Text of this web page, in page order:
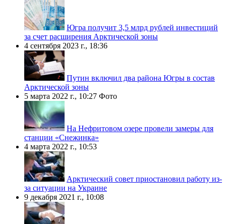
Югра получит 3,5 млрд рублей инвестиций
за счет расширения Арктической зоны
4 сентября 2023 г., 18:36
Путин включил два района Югры в состав
Арктической зоны
5 марта 2022 г., 10:27 Фото
На Нефритовом озере провели замеры для
станции «Снежинка»
4 марта 2022 г., 10:53
Арктический совет приостановил работу из-
за ситуации на Украине
9 декабря 2021 г., 10:08